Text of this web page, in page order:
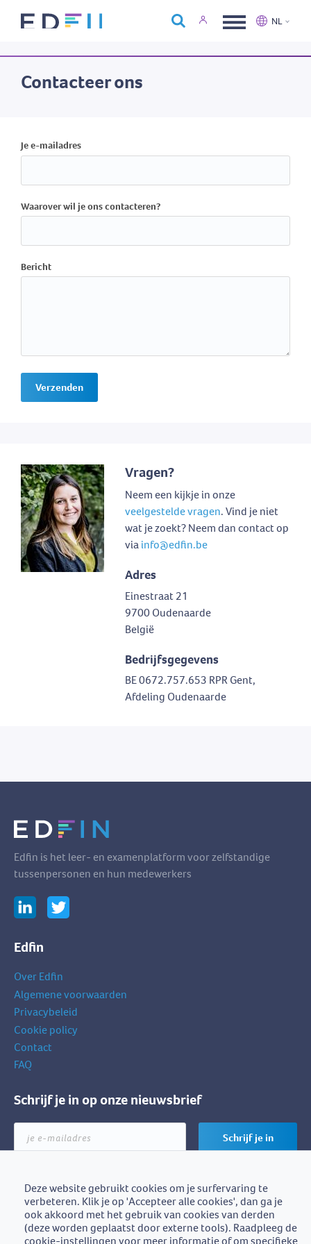
Over Edfin
NL
Contacteer ons
Je e-mailadres
Waarover wil je ons contacteren?
Bericht
Verzenden
Vragen?
Neem een kijkje in onze
veelgestelde vragen. Vind je niet
wat je zoekt? Neem dan contact op
viainfo@edfin.be
Adres
Einestraat 21
9700 Oudenaarde
België
Bedrijfsgegevens
BE 0672.757.653 RPR Gent,
Afdeling Oudenaarde
Edfin is het leer- en examenplatform voor zelfstandige
tussenpersonen en hun medewerkers
Edfin
Over Edfin
Algemene voorwaarden
Privacybeleid
Cookie policy
Contact
FAQ
Schrijf je in op onze nieuwsbrief
mailadres
Schrijf je in
Edfin is een initiatief van
BZB-Fedafin
Deze website gebruikt cookies om je surfervaring te
verbeteren. Klik je op 'Accepteer alle cookies', dan ga je
ook akkoord met het gebruik van cookies van derden
(deze worden geplaatst door externe tools). Raadpleeg de
cookie-instellingen voor meer informatie of om specifieke